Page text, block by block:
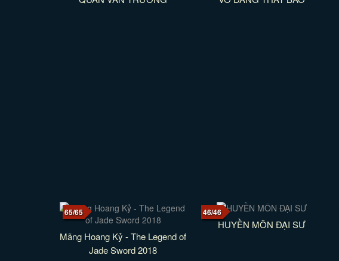
65/65
Mãng Hoang Kỷ - The Legend of
Jade Sword 2018
46/46
HUYỀN MÔN ĐẠI SƯ